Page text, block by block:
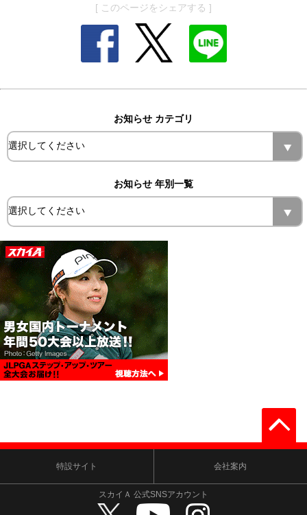
[ このページをシェアする ]
お知らせ カテゴリ
お知らせ 年別一覧
特設サイト 会社案内
スカイＡ 公式SNSアカウント